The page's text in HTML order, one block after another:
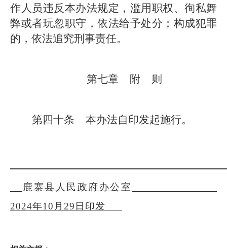
作人员违反本办法规定，滥用职权、徇私舞
弊或者玩忽职守，依法给予处分；构成犯罪
的，依法追究刑事责任。
第七章 附 则
第四十条 本办法自印发起施行。
鹿寨县人民政府办公室
2024年10 月 29 日印发